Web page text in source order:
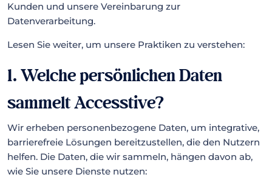
Kunden und unsere Vereinbarung zur
Datenverarbeitung.
Lesen Sie weiter, um unsere Praktiken zu verstehen:
1. Welche persönlichen Daten
sammelt Accesstive?
Wir erheben personenbezogene Daten, um integrative,
barrierefreie Lösungen bereitzustellen, die den Nutzern
helfen. Die Daten, die wir sammeln, hängen davon ab,
wie Sie unsere Dienste nutzen: